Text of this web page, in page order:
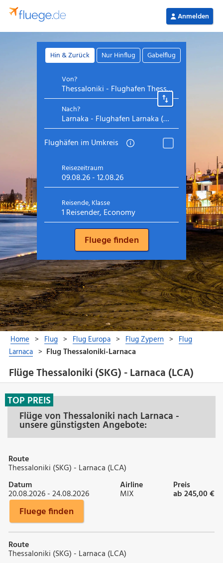
Flüge Thessaloniki (SKG) - Larnaca (LCA)
Flüge von Thessaloniki nach Larnaca -
unsere günstigsten Angebote:
TOP PREIS
Route
Thessaloniki (SKG) - Larnaca (LCA)
Datum
20.08.2026 - 24.08.2026
Airline
MIX
Preis
ab 245,00 €
Fluege finden
Route
Thessaloniki (SKG) - Larnaca (LCA)